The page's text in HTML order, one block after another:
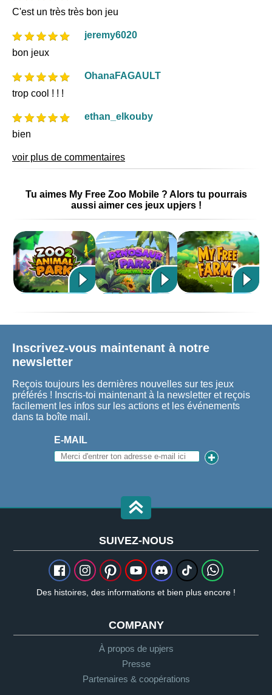
C'est un très très bon jeu
jeremy6020
bon jeux
OhanaFAGAULT
trop cool ! ! !
ethan_elkouby
bien
voir plus de commentaires
Tu aimes My Free Zoo Mobile ? Alors tu pourrais
aussi aimer ces jeux upjers !
Inscrivez-vous maintenant à notre
newsletter
Reçois toujours les dernières nouvelles sur tes jeux
préférés ! Inscris-toi maintenant à la newsletter et reçois
facilement les infos sur les actions et les événements
dans ta boîte mail.
E-MAIL
SUIVEZ-NOUS
Des histoires, des informations et bien plus encore !
COMPANY
À propos de upjers
Presse
Partenaires & coopérations